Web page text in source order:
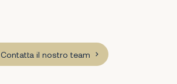
Contatta il nostro team